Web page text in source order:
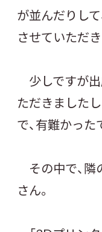
が並んだりし
させていただき
少しですが
ただきました
で、有難かった
その中で、隣
さん。